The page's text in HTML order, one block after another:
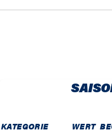
KATEGORIE WERT